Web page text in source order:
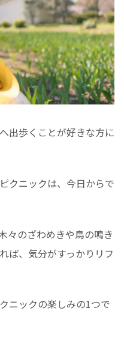
出歩くことが好きな方に
クニックは、今日からで
々のざわめきや鳥の鳴き
ば、気分がすっかりリフ
ニックの楽しみの1つで